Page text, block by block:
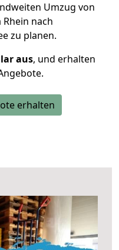
Umzug von
nach
zu planen.
aus, und erhalten
erhalten